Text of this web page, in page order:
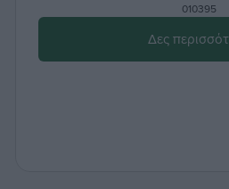
010395
Δες